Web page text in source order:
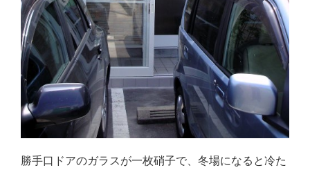
勝手口ドアのガラスが一枚硝子で、冬場になると冷た